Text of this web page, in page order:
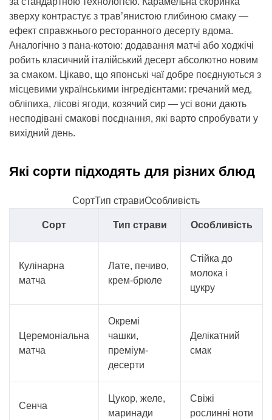
зверху контрастує з трав’янистою глибиною смаку —
ефект справжнього ресторанного десерту вдома.
Аналогічно з пана-котою: додавання матчі або ходжічі
робить класичний італійський десерт абсолютно новим
за смаком. Цікаво, що японські чаї добре поєднуються з
місцевими українськими інгредієнтами: гречаний мед,
обліпиха, лісові ягоди, козячий сир — усі вони дають
несподівані смакові поєднання, які варто спробувати у
вихідний день.
Які сорти підходять для різних блюд
СортТип стравиОсобливість
Сорт Тип страви Особливість
Кулінарна
матча
Лате, печиво,
крем-брюле
Стійка до
молока і
цукру
Церемоніальна
матча
Окремі
чашки,
преміум-
десерти
Делікатний
смак
Сенча
Цукор, желе,
маринади
Свіжі
рослинні ноти